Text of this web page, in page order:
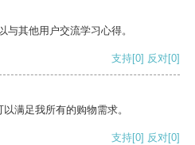
与其他用户交流学习心得。
支持[0] 反对[0]
满足我所有的购物需求。
支持[0] 反对[0]